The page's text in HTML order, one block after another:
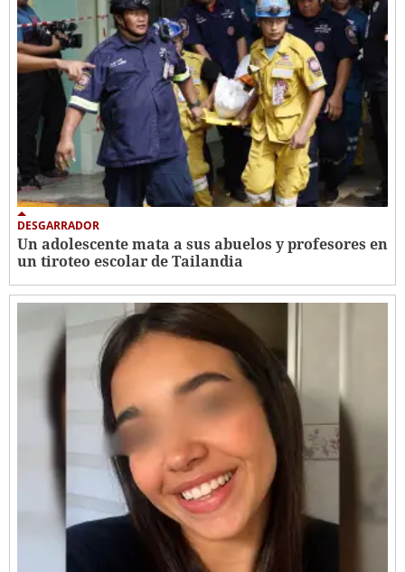
DESGARRADOR
Un adolescente mata a sus abuelos y profesores en
un tiroteo escolar de Tailandia